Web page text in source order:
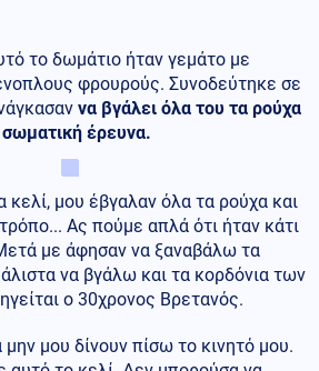
το δωμάτιο ήταν γεμάτο με
φρουρούς. Συνοδεύτηκε σε
να βγάλει όλα του τα ρούχα
έρευνα.
μου έβγαλαν όλα τα ρούχα και
Ας πούμε απλά ότι ήταν κάτι
με άφησαν να ξαναβάλω τα
να βγάλω και τα κορδόνια των
ο 30χρονος Βρετανός.
μου δίνουν πίσω το κινητό μου.